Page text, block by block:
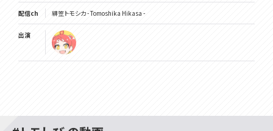
配信ch 緋笠トモシカ - Tomoshika Hikasa -
出演